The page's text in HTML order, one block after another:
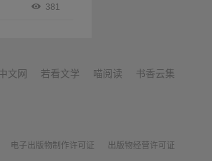
381
文网 若看文学 喵阅读
书香云集
电子出版物制作许可证
出版物经营许可证